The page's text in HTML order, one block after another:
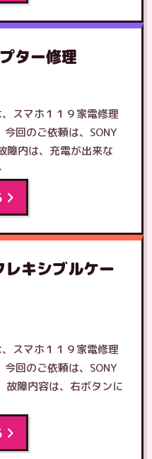
ター修理
スマホ１１９家電修理
今回のご依頼は、SONY
障内は、充電が出来な
キシブルケー
スマホ１１９家電修理
今回のご依頼は、SONY
故障内容は、右ボタンに